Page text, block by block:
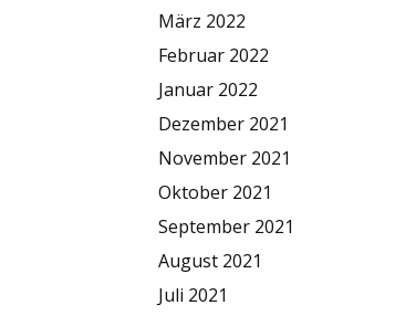
März 2022
Februar 2022
Januar 2022
Dezember 2021
November 2021
Oktober 2021
September 2021
August 2021
Juli 2021